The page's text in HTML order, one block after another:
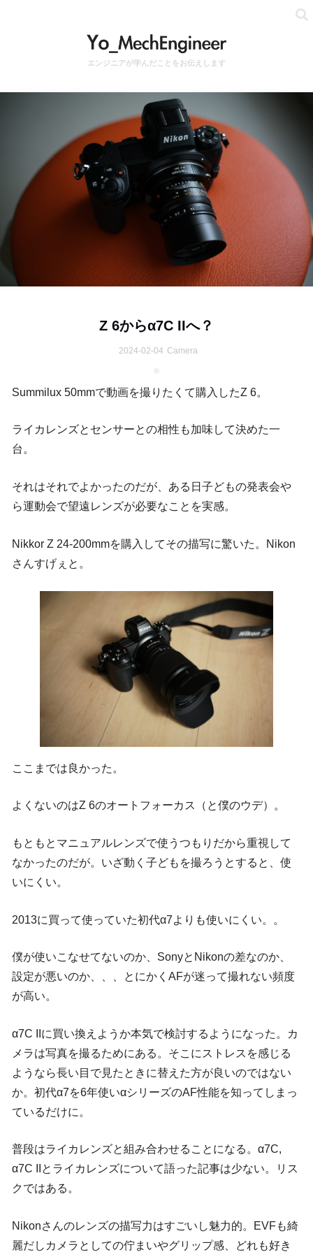
エンジニアが学んだことをお伝えします
Z 6からα7C IIへ？
2024-02-04 Camera
Summilux 50mmで動画を撮りたくて購入したZ 6。
ライカレンズとセンサーとの相性も加味して決めた一
台。
それはそれでよかったのだが、ある日子どもの発表会や
ら運動会で望遠レンズが必要なことを実感。
Nikkor Z 24-200mmを購入してその描写に驚いた。Nikon
さんすげぇと。
ここまでは良かった。
よくないのはZ 6のオートフォーカス（と僕のウデ）。
もともとマニュアルレンズで使うつもりだから重視して
なかったのだが。いざ動く子どもを撮ろうとすると、使
いにくい。
2013に買って使っていた初代α7よりも使いにくい。。
僕が使いこなせてないのか、SonyとNikonの差なのか、
設定が悪いのか、、、とにかくAFが迷って撮れない頻度
が高い。
α7C IIに買い換えようか本気で検討するようになった。カ
メラは写真を撮るためにある。そこにストレスを感じる
ようなら長い目で見たときに替えた方が良いのではない
か。初代α7を6年使いαシリーズのAF性能を知ってしまっ
ているだけに。
普段はライカレンズと組み合わせることになる。α7C,
α7C IIとライカレンズについて語った記事は少ない。リス
クではある。
Nikonさんのレンズの描写力はすごいし魅力的。EVFも綺
麗だしカメラとしての佇まいやグリップ感、どれも好き